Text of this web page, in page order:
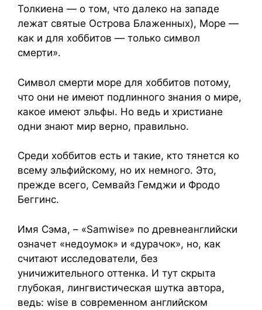
Толкиена — о том, что далеко на западе
лежат святые Острова Блаженных), Море —
как и для хоббитов — только символ
смерти».
Символ смерти море для хоббитов потому,
что они не имеют подлинного знания о мире,
какое имеют эльфы. Но ведь и христиане
одни знают мир верно, правильно.
Среди хоббитов есть и такие, кто тянется ко
всему эльфийскому, но их немного. Это,
прежде всего, Семвайз Гемджи и Фродо
Беггинс.
Имя Сэма, – «Samwise» по древнеанглийски
означет «недоумок» и «дурачок», но, как
считают исследователи, без
уничижительного оттенка. И тут скрыта
глубокая, лингвистическая шутка автора,
ведь: wise в современном английском